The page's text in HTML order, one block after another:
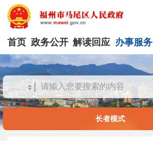
首页 政务公开 解读回应 办事服务
长者模式